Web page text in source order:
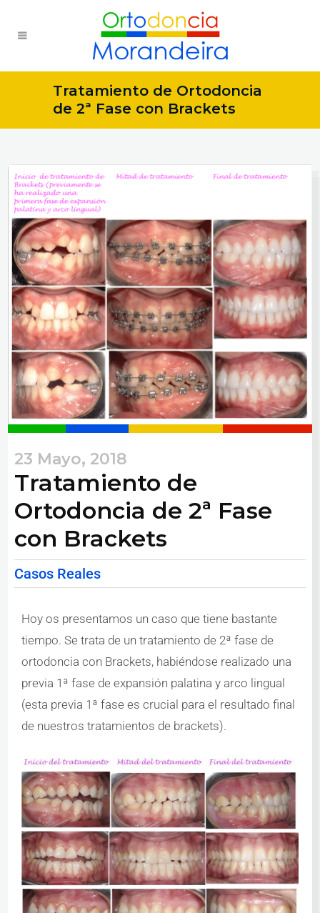
Tratamiento de Ortodoncia
de 2ª Fase con Brackets
23 Mayo, 2018
Tratamiento de
Ortodoncia de 2ª Fase
con Brackets
Casos Reales
Hoy os presentamos un caso que tiene bastante
tiempo. Se trata de un tratamiento de 2ª fase de
ortodoncia con Brackets, habiéndose realizado una
previa 1ª fase de expansión palatina y arco lingual
(esta previa 1ª fase es crucial para el resultado final
de nuestros tratamientos de brackets).